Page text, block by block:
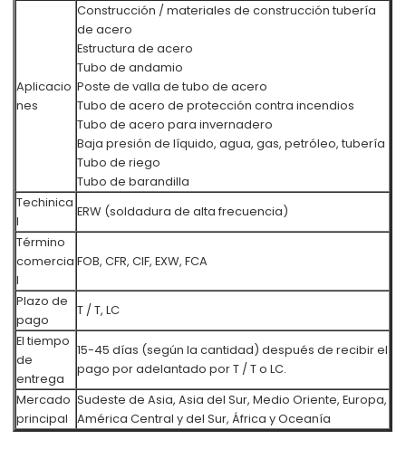
Aplicacio
nes
Construcción / materiales de construcción tubería
de acero
Estructura de acero
Tubo de andamio
Poste de valla de tubo de acero
Tubo de acero de protección contra incendios
Tubo de acero para invernadero
Baja presión de líquido, agua, gas, petróleo, tubería
Tubo de riego
Tubo de barandilla
Techinica
l
ERW (soldadura de alta frecuencia)
Término
comercia
l
FOB, CFR, CIF, EXW, FCA
Plazo de
pago
T / T, LC
El tiempo
de
entrega
15-45 días (según la cantidad) después de recibir el
pago por adelantado por T / T o LC.
Mercado
principal
Sudeste de Asia, Asia del Sur, Medio Oriente, Europa,
América Central y del Sur, África y Oceanía